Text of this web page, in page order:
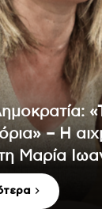
– Η
Μαρία